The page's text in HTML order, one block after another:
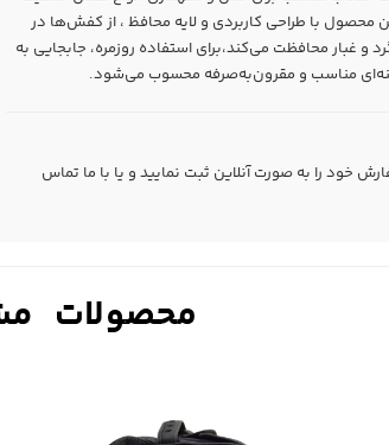
محصول با طراحی کاربردی و لایه محافظ ، از کفش‌ها در
غبار محافظت می‌کند،برای استفاده روزمره، جابجایی به
مناسب و مقرون‌به‌صرفه محسوب می‌شود.
خود را به صورت آنلاین ثبت نمایید و یا با ما تماس